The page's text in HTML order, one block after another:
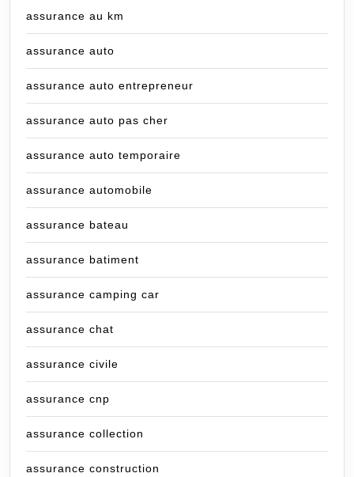
assurance au km
assurance auto
assurance auto entrepreneur
assurance auto pas cher
assurance auto temporaire
assurance automobile
assurance bateau
assurance batiment
assurance camping car
assurance chat
assurance civile
assurance cnp
assurance collection
assurance construction